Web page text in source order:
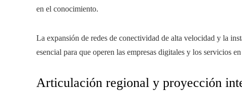
en el conocimiento.
La expansión de redes de conectividad de alta velocidad y la
esencial para que operen las empresas digitales y los servicios
Articulación regional y proyección